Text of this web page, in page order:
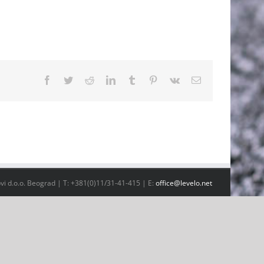
Facebook
TwitterRedditLinkedInTumblr Pinterest
Vk Email
d.o.o. Beograd | T: +381(0)11/31-41-415 | E: office@levelo.net